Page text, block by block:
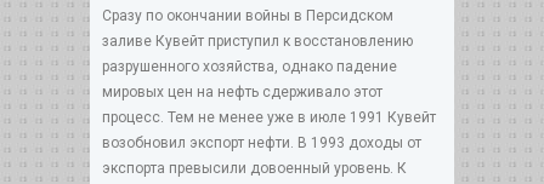
Сразу по окончании войны в Персидском
заливе Кувейт приступил к восстановлению
разрушенного хозяйства, однако падение
мировых цен на нефть сдерживало этот
процесс. Тем не менее уже в июле 1991 Кувейт
возобновил экспорт нефти. В 1993 доходы от
экспорта превысили довоенный уровень. К